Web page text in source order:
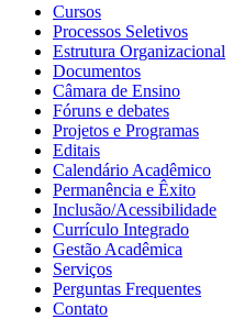
Cursos
Processos Seletivos
Estrutura Organizacional
Documentos
Câmara de Ensino
Fóruns e debates
Projetos e Programas
Editais
Calendário Acadêmico
Permanência e Êxito
Inclusão/Acessibilidade
Currículo Integrado
Gestão Acadêmica
Serviços
Perguntas Frequentes
Contato